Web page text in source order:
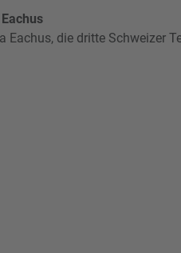
Eachus, die dritte Schweizer